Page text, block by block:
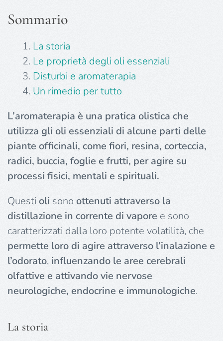
Sommario
La storia
Le proprietà degli oli essenziali
Disturbi e aromaterapia
Un rimedio per tutto
L’aromaterapia è una pratica olistica che
utilizza gli oli essenziali di alcune parti delle
piante officinali, come fiori, resina, corteccia,
radici, buccia, foglie e frutti, per agire su
processi fisici, mentali e spirituali.
Questi oli sono ottenuti attraverso la
distillazione in corrente di vapore e sono
caratterizzati dalla loro potente volatilità, che
permette loro di agire attraverso l’inalazione e
l’odorato, influenzando le aree cerebrali
olfattive e attivando vie nervose
neurologiche, endocrine e immunologiche.
La storia